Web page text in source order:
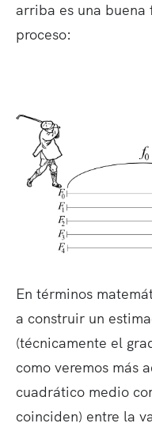
arriba es una
proceso:
En términos
a construir un
(técnicamente el
como veremos más
cuadrático medio
coinciden) entre la